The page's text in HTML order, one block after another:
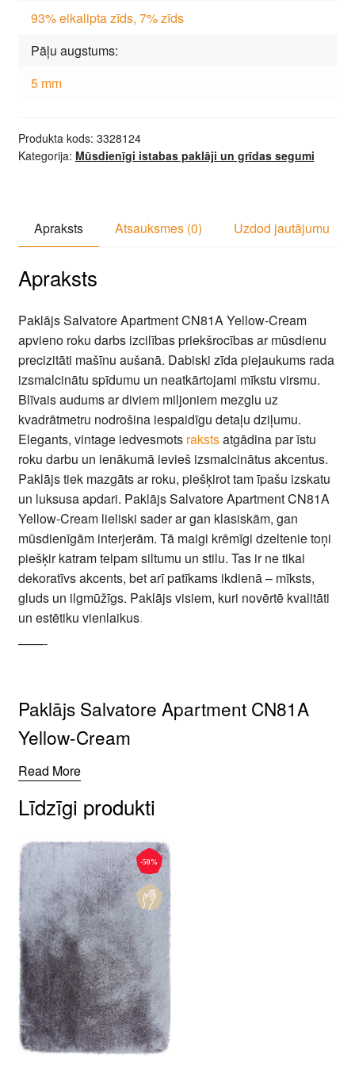
93% eikalipta zīds, 7% zīds
Pāļu augstums
5 mm
Produkta kods: 3328124
Kategorija: Mūsdienīgi istabas paklāji un grīdas segumi
Apraksts Atsauksmes (0) Uzdod jautājumu
Apraksts
Paklājs Salvatore Apartment CN81A Yellow-Cream
apvieno roku darbs izcilības priekšrocības ar mūsdienu
precizitāti mašīnu aušanā. Dabiski zīda piejaukums rada
izsmalcinātu spīdumu un neatkārtojami mīkstu virsmu.
Blīvais audums ar diviem miljoniem mezglu uz
kvadrātmetru nodrošina iespaidīgu detaļu dziļumu.
Elegants, vintage iedvesmots rakstsatgādina par īstu
roku darbu un ienākumā ievieš izsmalcinātus akcentus.
Paklājs tiek mazgāts ar roku, piešķirot tam īpašu izskatu
un luksusa apdari. Paklājs Salvatore Apartment CN81A
Yellow-Cream lieliski sader ar gan klasiskām, gan
mūsdienīgām interjerām. Tā maigi krēmīgi dzeltenie toņi
piešķir katram telpam siltumu un stilu. Tas ir ne tikai
dekoratīvs akcents, bet arī patīkams ikdienā – mīksts,
gluds un ilgmūžīgs. Paklājs visiem, kuri novērtē kvalitāti
un estētiku vienlaikus.
——-
Paklājs Salvatore Apartment CN81A
Yellow-Cream
Read More
Līdzīgi produkti
-50%